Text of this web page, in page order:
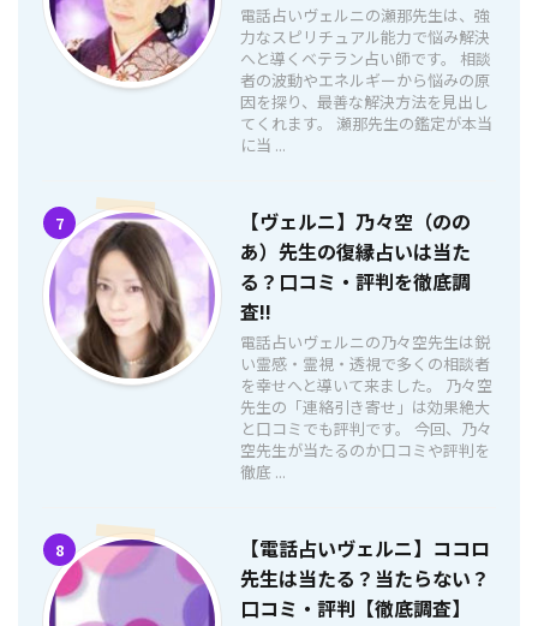
電話占いヴェルニの瀬那先生は、強
力なスピリチュアル能力で悩み解決
へと導くベテラン占い師です。 相談
者の波動やエネルギーから悩みの原
因を探り、最善な解決方法を見出し
てくれます。 瀬那先生の鑑定が本当
に当 ...
7
【ヴェルニ】乃々空（のの
あ）先生の復縁占いは当た
る？口コミ・評判を徹底調
査!!
電話占いヴェルニの乃々空先生は鋭
い霊感・霊視・透視で多くの相談者
を幸せへと導いて来ました。 乃々空
先生の「連絡引き寄せ」は効果絶大
と口コミでも評判です。 今回、乃々
空先生が当たるのか口コミや評判を
徹底 ...
8
【電話占いヴェルニ】ココロ
先生は当たる？当たらない？
口コミ・評判【徹底調査】